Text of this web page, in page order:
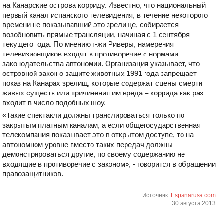
на Канарские острова корриду. Известно, что национальный
первый канал испанского телевидения, в течение некоторого
времени не показывавший это зрелище, собирается
возобновить прямые трансляции, начиная с 1 сентября
текущего года. По мнению г-жи Риверы, намерения
телевизионщиков входят в противоречие с нормами
законодательства автономии. Организация указывает, что
островной закон о защите животных 1991 года запрещает
показ на Канарах зрелищ, которые содержат сцены смерти
живых существ или причинения им вреда – коррида как раз
входит в число подобных шоу.
«Такие спектакли должны транслироваться только по
закрытым платным каналам, а если общегосударственная
телекомпания показывает это в открытом доступе, то на
автономном уровне вместо таких передач должны
демонстрироваться другие, по своему содержанию не
входящие в противоречие с законом», - говорится в обращении
правозащитников.
Источник: Espanarusa.com
30 августа 2013